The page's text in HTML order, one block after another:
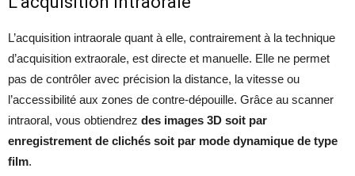
L’acquisition intraorale quant à elle, contrairement à la technique
d’acquisition extraorale, est directe et manuelle. Elle ne permet
pas de contrôler avec précision la distance, la vitesse ou
l’accessibilité aux zones de contre-dépouille. Grâce au scanner
intraoral, vous obtiendrez des images 3D soit par
enregistrement de clichés soit par mode dynamique de type
film.